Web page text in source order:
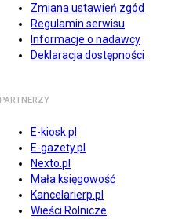
Zmiana ustawień zgód
Regulamin serwisu
Informacje o nadawcy
Deklaracja dostępności
PARTNERZY
E-kiosk.pl
E-gazety.pl
Nexto.pl
Mała księgowość
Kancelarierp.pl
Wieści Rolnicze